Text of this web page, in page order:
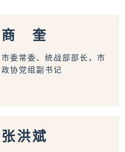
商 奎
市委常委、统战部部长，市
政协党组副书记
张洪斌